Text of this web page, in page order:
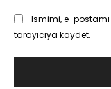
Ismimi, e-
tarayıcıya kaydet.